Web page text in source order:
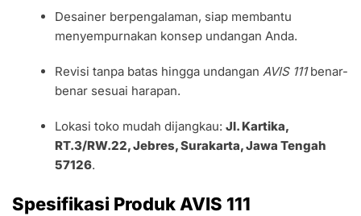
Desainer berpengalaman, siap membantu
menyempurnakan konsep undangan Anda.
Revisi tanpa batas hingga undangan AVIS 111benar-
benar sesuai harapan.
Lokasi toko mudah dijangkau:Jl. Kartika,
RT.3/RW.22, Jebres, Surakarta, Jawa Tengah
57126.
Spesifikasi Produk AVIS 111